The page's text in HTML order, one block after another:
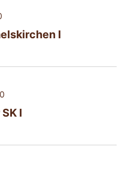
I
I